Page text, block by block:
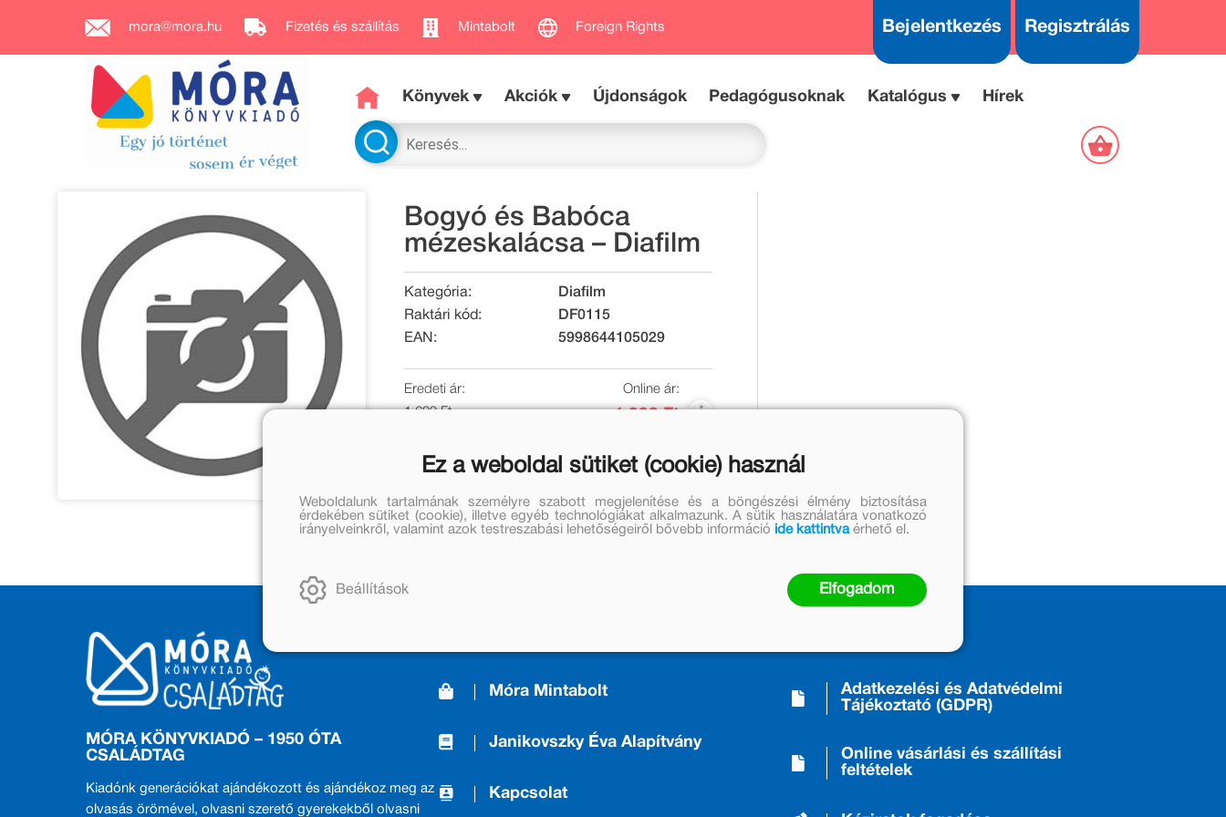
mora@mora.hu Fizetés és szállítás Mintabolt Foreign Rights Bejelentkezés Regisztrálás
Könyvek Akciók Újdonságok Pedagógusoknak Katalógus Hírek
Bogyó és Babóca
mézeskalácsa – Diafilm
Kategória:
Diafilm
Raktári kód:
DF0115
EAN:
5998644105029
Eredeti ár:
1 699 Ft
Online ár:
MÓRA KÖNYVKIADÓ – 1950 ÓTA
CSALÁDTAG
Kiadónk generációkat ajándékozott és ajándékoz meg az
olvasás örömével, olvasni szerető gyerekekből olvasni
Móra Mintabolt
Janikovszky Éva Alapítvány
Kapcsolat
Adatkezelési és Adatvédelmi
Tájékoztató (GDPR)
Online vásárlási és szállítási
feltételek
Ez a weboldal sütiket (cookie) használ
Weboldalunk tartalmának személyre szabott megjelenítése és a böngészési élmény biztosítása
érdekében sütiket (cookie), illetve egyéb technológiákat alkalmazunk. A sütik használatára vonatkozó
irányelveinkről, valamint azok testreszabási lehetőségeiről bővebb információ ide kattintvaérhető el.
Beállítások Elfogadom